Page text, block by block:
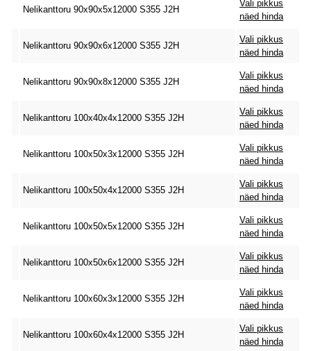
Nelikanttoru 90x90x5x12000 S355 J2H
Vali pikkus
näed hinda
Nelikanttoru 90x90x6x12000 S355 J2H
Vali pikkus
näed hinda
Nelikanttoru 90x90x8x12000 S355 J2H
Vali pikkus
näed hinda
Nelikanttoru 100x40x4x12000 S355 J2H
Vali pikkus
näed hinda
Nelikanttoru 100x50x3x12000 S355 J2H
Vali pikkus
näed hinda
Nelikanttoru 100x50x4x12000 S355 J2H
Vali pikkus
näed hinda
Nelikanttoru 100x50x5x12000 S355 J2H
Vali pikkus
näed hinda
Nelikanttoru 100x50x6x12000 S355 J2H
Vali pikkus
näed hinda
Nelikanttoru 100x60x3x12000 S355 J2H
Vali pikkus
näed hinda
Nelikanttoru 100x60x4x12000 S355 J2H
Vali pikkus
näed hinda